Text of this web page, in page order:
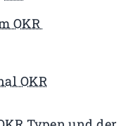
OKR
OKR